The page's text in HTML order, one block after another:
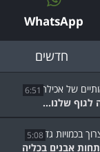
WhatsApp
חדשים
6:51
לגוף שלנו...
5:08
אבנים בכליה